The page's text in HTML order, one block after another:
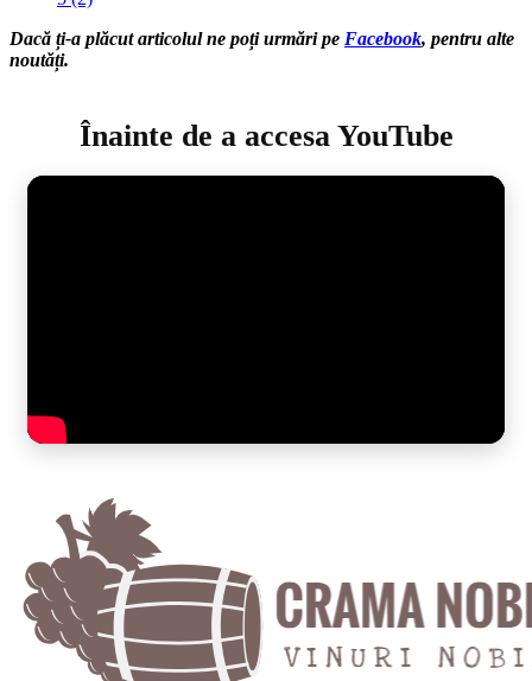
Dacă ți-a plăcut articolul ne poți urmări pe Facebook, pentru alte
noutăți.
Înainte de a accesa YouTube